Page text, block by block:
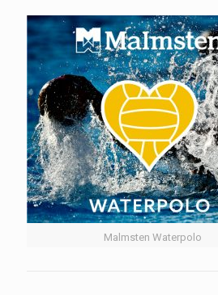
Malmsten Waterpolo